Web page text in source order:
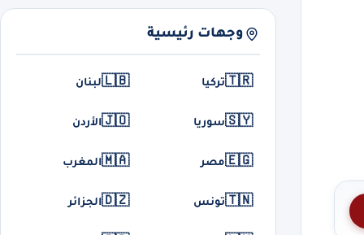
وجهات رئيسية
🇹🇷تركيا 🇱🇧لبنان
🇸🇾سوريا 🇯🇴الأردن
🇪🇬مصر 🇲🇦المغرب
🇹🇳تونس 🇩🇿الجزائر